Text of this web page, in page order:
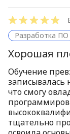
Разработка ПО
Хорошая
Обучение
записывалась
что смогу
тщательно